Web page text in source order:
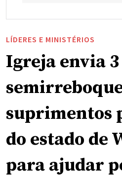
LÍDERES E MINISTÉRIOS
Igreja envia 3
suprimentos
do estado de
para ajudar